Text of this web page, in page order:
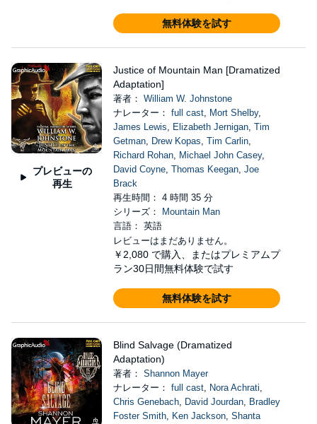
無料体験を試す
プレビューの
再生
Justice of Mountain Man [Dramatized
Adaptation]
著者： William W. Johnstone
ナレーター： full cast, Mort Shelby,
James Lewis, Elizabeth Jernigan, Tim
Getman, Drew Kopas, Tim Carlin,
Richard Rohan, Michael John Casey,
David Coyne, Thomas Keegan, Joe
Brack
再生時間： 4 時間 35 分
シリーズ：
Mountain Man
言語： 英語
レビューはまだありません。
￥2,080 で購入、またはプレミアムプ
ラン30日間無料体験で試す
無料体験を試す
Blind Salvage (Dramatized
Adaptation)
著者： Shannon Mayer
ナレーター： full cast, Nora Achrati,
Chris Genebach, David Jourdan, Bradley
Foster Smith, Ken Jackson, Shanta